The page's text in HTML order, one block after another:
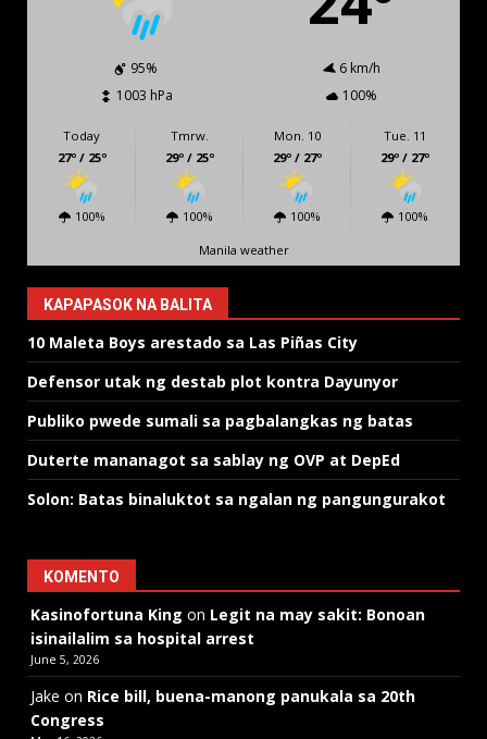
95%
6 km/h
1003 hPa
100%
Today
27º / 25º
100%
Tmrw.
29º / 25º
100%
Mon. 10
29º / 27º
100%
Tue. 11
29º / 27º
100%
Manila weather
KAPAPASOK NA BALITA
10 Maleta Boys arestado sa Las Piñas City
Defensor utak ng destab plot kontra Dayunyor
Publiko pwede sumali sa pagbalangkas ng batas
Duterte mananagot sa sablay ng OVP at DepEd
Solon: Batas binaluktot sa ngalan ng pangungurakot
KOMENTO
Kasinofortuna King on Legit na may sakit: Bonoan
isinailalim sa hospital arrest
June 5, 2026
Jake on Rice bill, buena-manong panukala sa 20th
Congress